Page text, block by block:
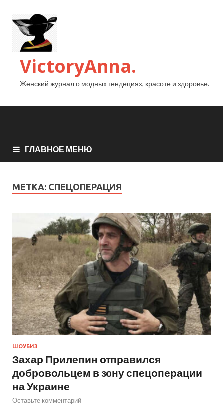
VictoryAnna.
Женский журнал о модных тендециях, красоте и здоровье.
ГЛАВНОЕ МЕНЮ
МЕТКА: СПЕЦОПЕРАЦИЯ
ШОУБИЗ
Захар Прилепин отправился
добровольцем в зону спецоперации
на Украине
Оставьте комментарий